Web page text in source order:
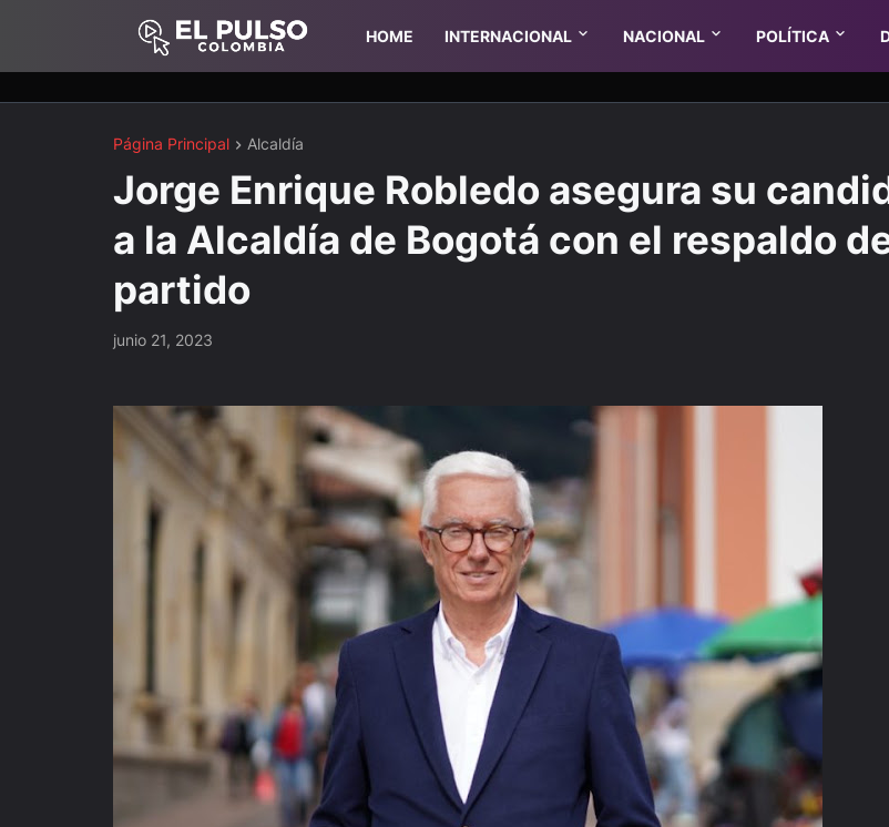
HOME INTERNACIONAL NACIONAL POLÍTICA
Página Principal Alcaldía
Jorge Enrique Robledo asegura su
a la Alcaldía de Bogotá con el respaldo
partido
junio 21, 2023